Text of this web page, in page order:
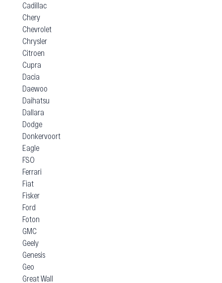
Cadillac
Chery
Chevrolet
Chrysler
Citroen
Cupra
Dacia
Daewoo
Daihatsu
Dallara
Dodge
Donkervoort
Eagle
FSO
Ferrari
Fiat
Fisker
Ford
Foton
GMC
Geely
Genesis
Geo
Great Wall